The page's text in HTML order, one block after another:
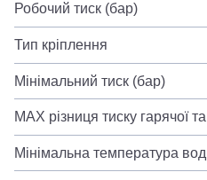
Робочий тиск (бар)
Тип кріплення
Мінімальний тиск (бар)
MAX різниця тиску гарячої
Мінімальна температура